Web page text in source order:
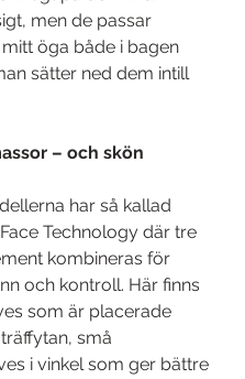
men de passar
öga både i bagen
sätter ned dem intill
– och skön
har så kallad
Technology där tre
kombineras för
och kontroll. Här finns
som är placerade
små
i vinkel som ger bättre